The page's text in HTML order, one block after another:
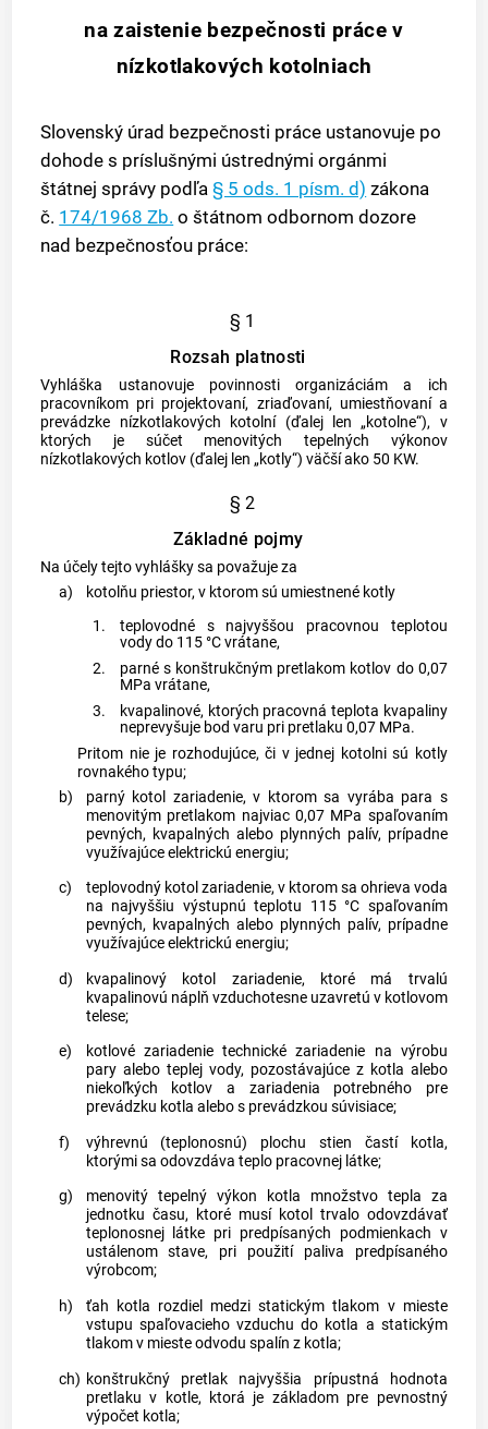
na zaistenie bezpečnosti práce v
nízkotlakových kotolniach
Slovenský úrad bezpečnosti práce ustanovuje po
dohode s príslušnými ústrednými orgánmi
štátnej správy podľa§ 5 ods. 1 písm. d) zákona
č. 174/1968 Zb. o štátnom odbornom dozore
nad bezpečnosťou práce:
§ 1
Rozsah platnosti
Vyhláška ustanovuje povinnosti organizáciám a ich
pracovníkom pri projektovaní, zriaďovaní, umiestňovaní a
prevádzke nízkotlakových kotolní (ďalej len „kotolne“), v
ktorých je súčet menovitých tepelných výkonov
nízkotlakových kotlov (ďalej len „kotly“) väčší ako 50 KW.
§ 2
Základné pojmy
Na účely tejto vyhlášky sa považuje za
a)
kotolňu priestor, v ktorom sú umiestnené kotly
1.
teplovodné s najvyššou pracovnou teplotou
vody do 115 °C vrátane,
2.
parné s konštrukčným pretlakom kotlov do 0,07
MPa vrátane,
3.
kvapalinové, ktorých pracovná teplota kvapaliny
neprevyšuje bod varu pri pretlaku 0,07 MPa.
Pritom nie je rozhodujúce, či v jednej kotolni sú kotly
rovnakého typu;
b)
parný kotol zariadenie, v ktorom sa vyrába para s
menovitým pretlakom najviac 0,07 MPa spaľovaním
pevných, kvapalných alebo plynných palív, prípadne
využívajúce elektrickú energiu;
c)
teplovodný kotol zariadenie, v ktorom sa ohrieva voda
na najvyššiu výstupnú teplotu 115 °C spaľovaním
pevných, kvapalných alebo plynných palív, prípadne
využívajúce elektrickú energiu;
d)
kvapalinový kotol zariadenie, ktoré má trvalú
kvapalinovú náplň vzduchotesne uzavretú v kotlovom
telese;
e)
kotlové zariadenie technické zariadenie na výrobu
pary alebo teplej vody, pozostávajúce z kotla alebo
niekoľkých kotlov a zariadenia potrebného pre
prevádzku kotla alebo s prevádzkou súvisiace;
f)
výhrevnú (teplonosnú) plochu stien častí kotla,
ktorými sa odovzdáva teplo pracovnej látke;
g)
menovitý tepelný výkon kotla množstvo tepla za
jednotku času, ktoré musí kotol trvalo odovzdávať
teplonosnej látke pri predpísaných podmienkach v
ustálenom stave, pri použití paliva predpísaného
výrobcom;
h)
ťah kotla rozdiel medzi statickým tlakom v mieste
vstupu spaľovacieho vzduchu do kotla a statickým
tlakom v mieste odvodu spalín z kotla;
ch) konštrukčný pretlak najvyššia prípustná hodnota
pretlaku v kotle, ktorá je základom pre pevnostný
výpočet kotla;